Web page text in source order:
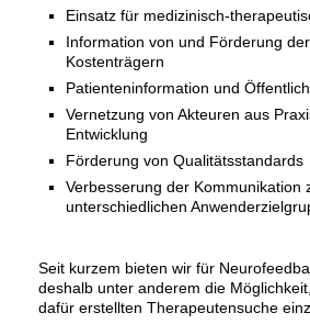
Einsatz für medizinisch-
Information von und Förderung
Kostenträgern
Patienteninformation und
Vernetzung von Akteuren aus
Entwicklung
Förderung von Qualitätsstandards
Verbesserung der Kommunikation
unterschiedlichen
Seit kurzem bieten wir für
deshalb unter anderem die
dafür erstellten Therapeutensuche